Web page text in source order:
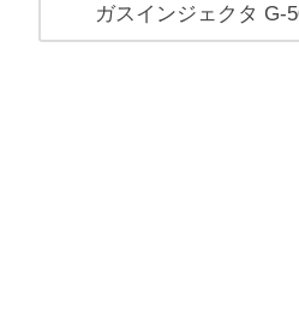
ガスインジェクタ G-